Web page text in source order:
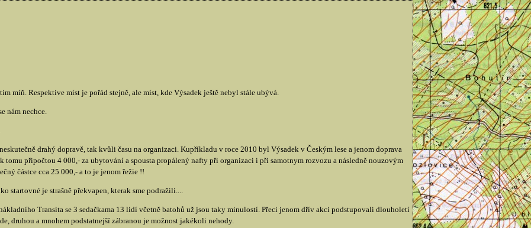
míň. Respektive míst je pořád stejně, ale míst, kde Výsadek ještě nebyl stále ubývá.
nám nechce.
drahý dopravě, tak kvůli času na organizaci. Kupříkladu v roce 2010 byl Výsadek v Českým lese a jenom doprava
tomu připočtou 4 000,- za ubytování a spousta propálený nafty při organizaci i při samotnym rozvozu a následně nouzovým
částce cca 25 000,- a to je jenom řežie !!
startovné je strašně překvapen, kterak sme podražili....
Transita se 3 sedačkama 13 lidí včetně batohů už jsou taky minulostí. Přeci jenom dřív akci podstupovali dlouholetí
druhou a mnohem podstatnejší zábranou je možnost jakékoli nehody.